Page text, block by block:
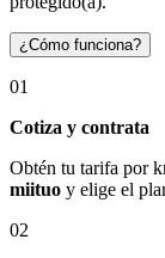
¿Cómo funciona?
01
Cotiza y contrata
Obtén tu tarifa por
miituo y elige el
02